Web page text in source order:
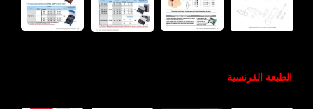
الطبعة الفرنسية